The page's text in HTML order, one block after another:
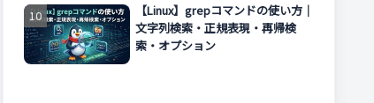
【Linux】grepコマンドの使い方｜
文字列検索・正規表現・再帰検
索・オプション